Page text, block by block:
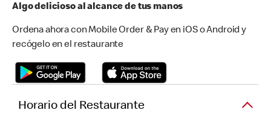
Algo delicioso al alcance de tus manos
Ordena ahora con Mobile Order & Pay en iOS o Android y
recógelo en el restaurante
Horario del Restaurante